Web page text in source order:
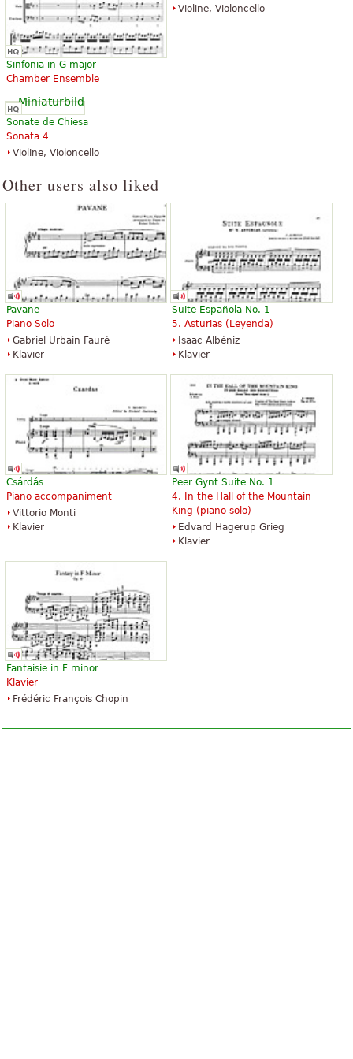
für dieses Stück vom Paradies
Dieses Stück von Remo Giazotto mit ihrem im Jahr 1949
geschrieben wird fälschlicherweise zugeschrieben Albinoni. Es ist
ein Stück, das beautifuly mit Sensibilität gespielt zu werden
verdient“
„Vielen Dank. Ich Spiele eine vereinfachte Version des Adagio am
Klavier. Ich bin fasziniert, da hab ich diese 4 Monate Klavier ohne
prof. wieder danke“
Sinfonia in G major
Chamber Ensemble
Violine, Violoncello
Sonate de Chiesa
Sonata 4
Violine, Violoncello
Other users also liked
Pavane
Piano Solo
Gabriel Urbain Fauré
Klavier
Suite Española No. 1
5. Asturias (Leyenda)
Isaac Albéniz
Klavier
Csárdás
Piano accompaniment
Vittorio Monti
Klavier
Peer Gynt Suite No. 1
4. In the Hall of the Mountain
King (piano solo)
Edvard Hagerup Grieg
Klavier
Fantaisie in F minor
Klavier
Frédéric François Chopin